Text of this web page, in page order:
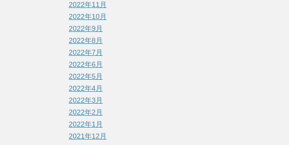
2022年11月
2022年10月
2022年9月
2022年8月
2022年7月
2022年6月
2022年5月
2022年4月
2022年3月
2022年2月
2022年1月
2021年12月